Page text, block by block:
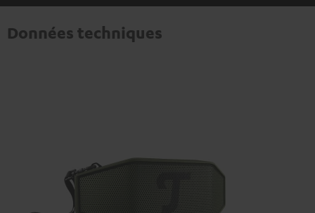
Données techniques